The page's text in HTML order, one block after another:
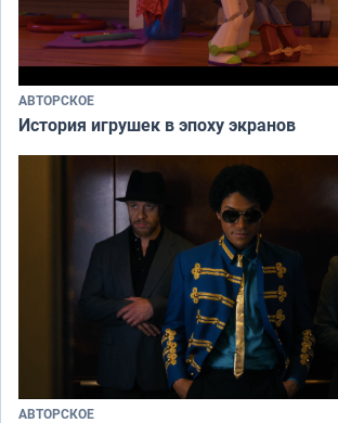
АВТОРСКОЕ
История игрушек в эпоху экранов
АВТОРСКОЕ